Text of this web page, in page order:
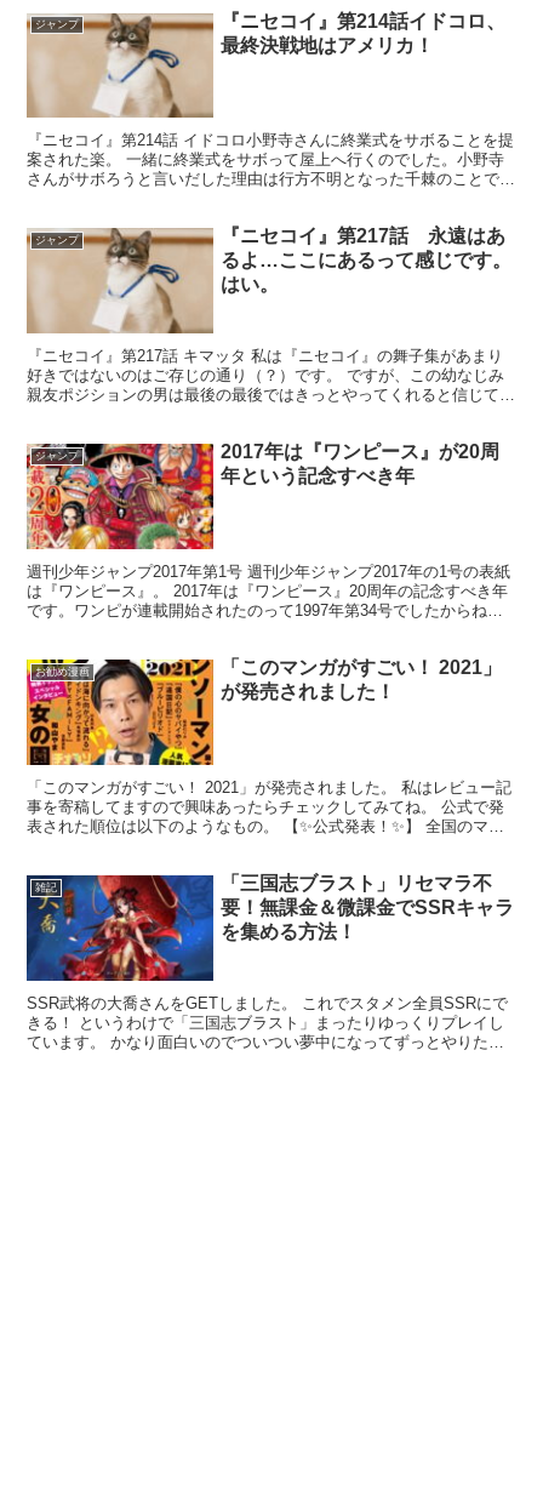
ジャンプ
『ニセコイ』第214話イドコロ、
最終決戦地はアメリカ！
『ニセコイ』第214話 イドコロ小野寺さんに終業式をサボることを提
案された楽。 一緒に終業式をサボって屋上へ行くのでした。小野寺
さんがサボろうと言いだした理由は行方不明となった千棘のことでし
ジャンプ
『ニセコイ』第217話 永遠はあ
るよ…ここにあるって感じです。
はい。
『ニセコイ』第217話 キマッタ 私は『ニセコイ』の舞子集があまり
好きではないのはご存じの通り（？）です。 ですが、この幼なじみ
親友ポジションの男は最後の最後ではきっとやってくれると信じてい
ジャンプ
2017年は『ワンピース』が20周
年という記念すべき年
週刊少年ジャンプ2017年第1号 週刊少年ジャンプ2017年の1号の表紙
は『ワンピース』。 2017年は『ワンピース』20周年の記念すべき年
です。ワンピが連載開始されたのって1997年第34号でしたからね。
お勧め漫画
「このマンガがすごい！ 2021」
が発売されました！
「このマンガがすごい！ 2021」が発売されました。 私はレビュー記
事を寄稿してますので興味あったらチェックしてみてね。 公式で発
表された順位は以下のようなもの。 【✨公式発表！✨】 全国のマン
雑記
「三国志ブラスト」リセマラ不
要！無課金＆微課金でSSRキャラ
を集める方法！
SSR武将の大喬さんをGETしました。 これでスタメン全員SSRにで
きる！ というわけで「三国志ブラスト」まったりゆっくりプレイし
ています。 かなり面白いのでついつい夢中になってずっとやりたい